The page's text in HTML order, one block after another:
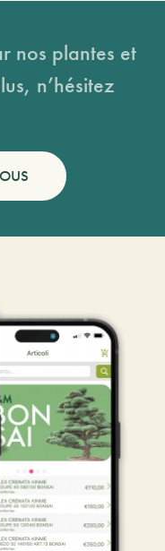
nos plantes et
n’hésitez